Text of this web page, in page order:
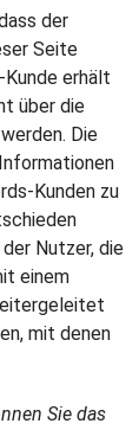
der
Seite
erhält
über die
Die
Kunden zu
Nutzer, die
einem
mit denen
Sie das